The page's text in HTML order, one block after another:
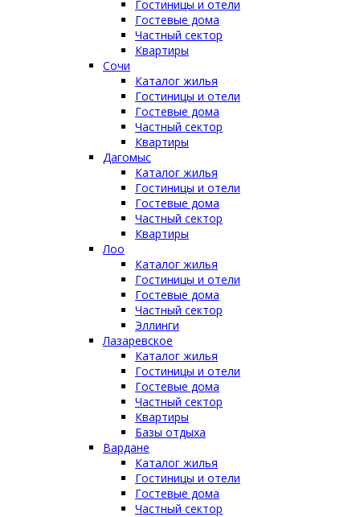
Гостиницы и отели
Гостевые дома
Частный сектор
Квартиры
Сочи
Каталог жилья
Гостиницы и отели
Гостевые дома
Частный сектор
Квартиры
Дагомыс
Каталог жилья
Гостиницы и отели
Гостевые дома
Частный сектор
Квартиры
Лоо
Каталог жилья
Гостиницы и отели
Гостевые дома
Частный сектор
Эллинги
Лазаревское
Каталог жилья
Гостиницы и отели
Гостевые дома
Частный сектор
Квартиры
Базы отдыха
Вардане
Каталог жилья
Гостиницы и отели
Гостевые дома
Частный сектор